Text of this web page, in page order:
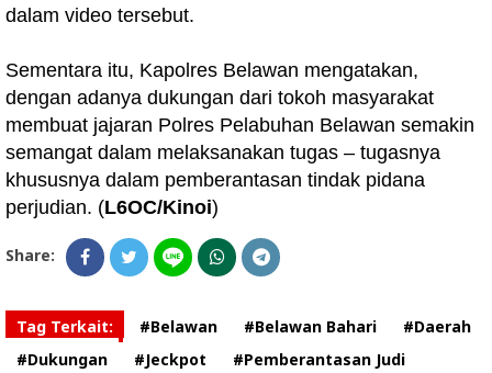
dalam video tersebut.
Sementara itu, Kapolres Belawan mengatakan,
dengan adanya dukungan dari tokoh masyarakat
membuat jajaran Polres Pelabuhan Belawan semakin
semangat dalam melaksanakan tugas – tugasnya
khususnya dalam pemberantasan tindak pidana
perjudian. (L6OC/Kinoi)
Share:
Tag Terkait: #Belawan #Belawan Bahari
#Daerah
#Dukungan
#Jeckpot
#Pemberantasan Judi